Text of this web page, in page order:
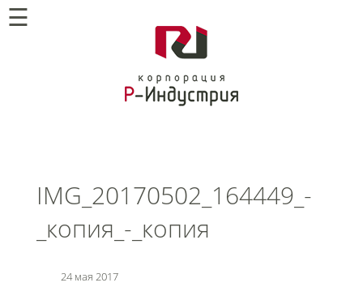
☰
IMG_20170502_164449_-
_копия_-_копия
24 мая 2017